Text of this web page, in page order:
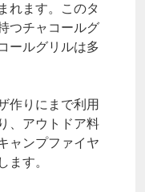
れます。このタ
つチャコールグ
ールグリルは多
作りにまで利用
、アウトドア料
ャンプファイヤ
す。